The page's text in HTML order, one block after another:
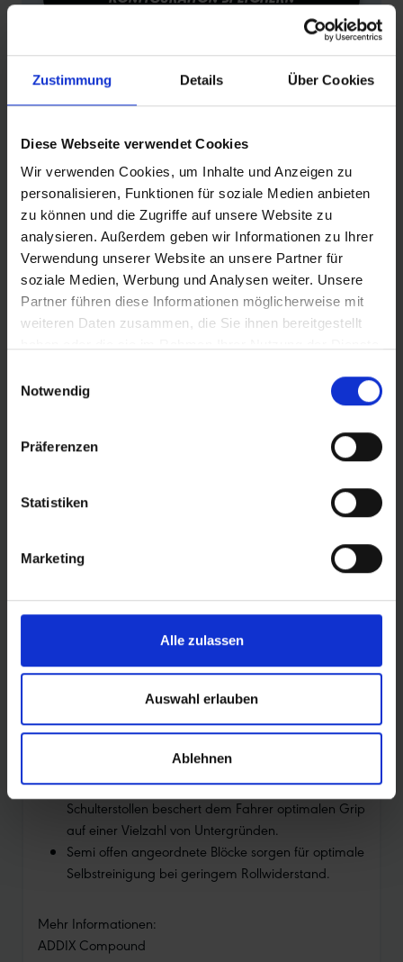
Zustimmung Details Über Cookies
Diese Webseite verwendet Cookies
Wir verwenden Cookies, um Inhalte und Anzeigen zu
personalisieren, Funktionen für soziale Medien anbieten
zu können und die Zugriffe auf unsere Website zu
analysieren. Außerdem geben wir Informationen zu Ihrer
Verwendung unserer Website an unsere Partner für
soziale Medien, Werbung und Analysen weiter. Unsere
Partner führen diese Informationen möglicherweise mit
weiteren Daten zusammen, die Sie ihnen bereitgestellt
Notwendig
Präferenzen
Statistiken
Marketing
Alle zulassen
Auswahl erlauben
Ablehnen
Zur Produktübersicht
FEATURES
Reifen mit der Empfehlung „E-25“ sind die perfekte
km/h. Das wichtigstes Kriterium für diese Empfehlung:
Sicherheit.
PRODUKTINFORMATIONEN
DER ALLESKÖNNER FÜR ALL MOUNTAIN UND
Hans Dampf in petto. Für sattes Fahrverhalten und
höchsten Pannenschutz auf anspruchsvollen Trails
bergauf wie bergab.
Exakte Abstimmung der Stollenposition für ein
Die Kombination aus großen und kleinen
Schulterstollen beschert dem Fahrer optimalen Grip
auf einer Vielzahl von Untergründen.
Semi offen angeordnete Blöcke sorgen für optimale
Selbstreinigung bei geringem Rollwiderstand.
Mehr Informationen:
ADDIX Compound